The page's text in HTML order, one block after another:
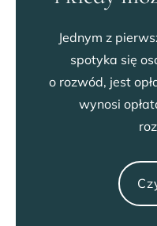
Jednym z
spotyka się
o rozwód, jest
wynosi